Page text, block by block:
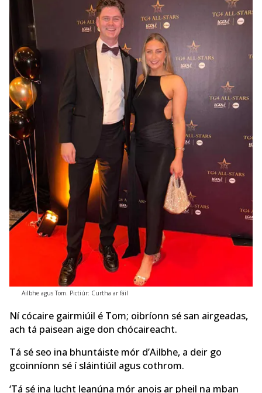
Ailbhe agus Tom. Pictiúr: Curtha ar fáil
Ní cócaire gairmiúil é Tom; oibríonn sé san airgeadas,
ach tá paisean aige don chócaireacht.
Tá sé seo ina bhuntáiste mór d’Ailbhe, a deir go
gcoinníonn sé í sláintiúil agus cothrom.
‘Tá sé ina lucht leanúna mór anois ar pheil na mban